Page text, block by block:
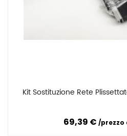
Kit Sostituzione Rete
69,39 € prezzo
Confronta